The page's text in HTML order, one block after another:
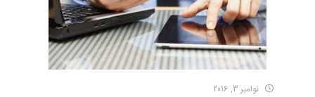
نوامبر 3, 2016